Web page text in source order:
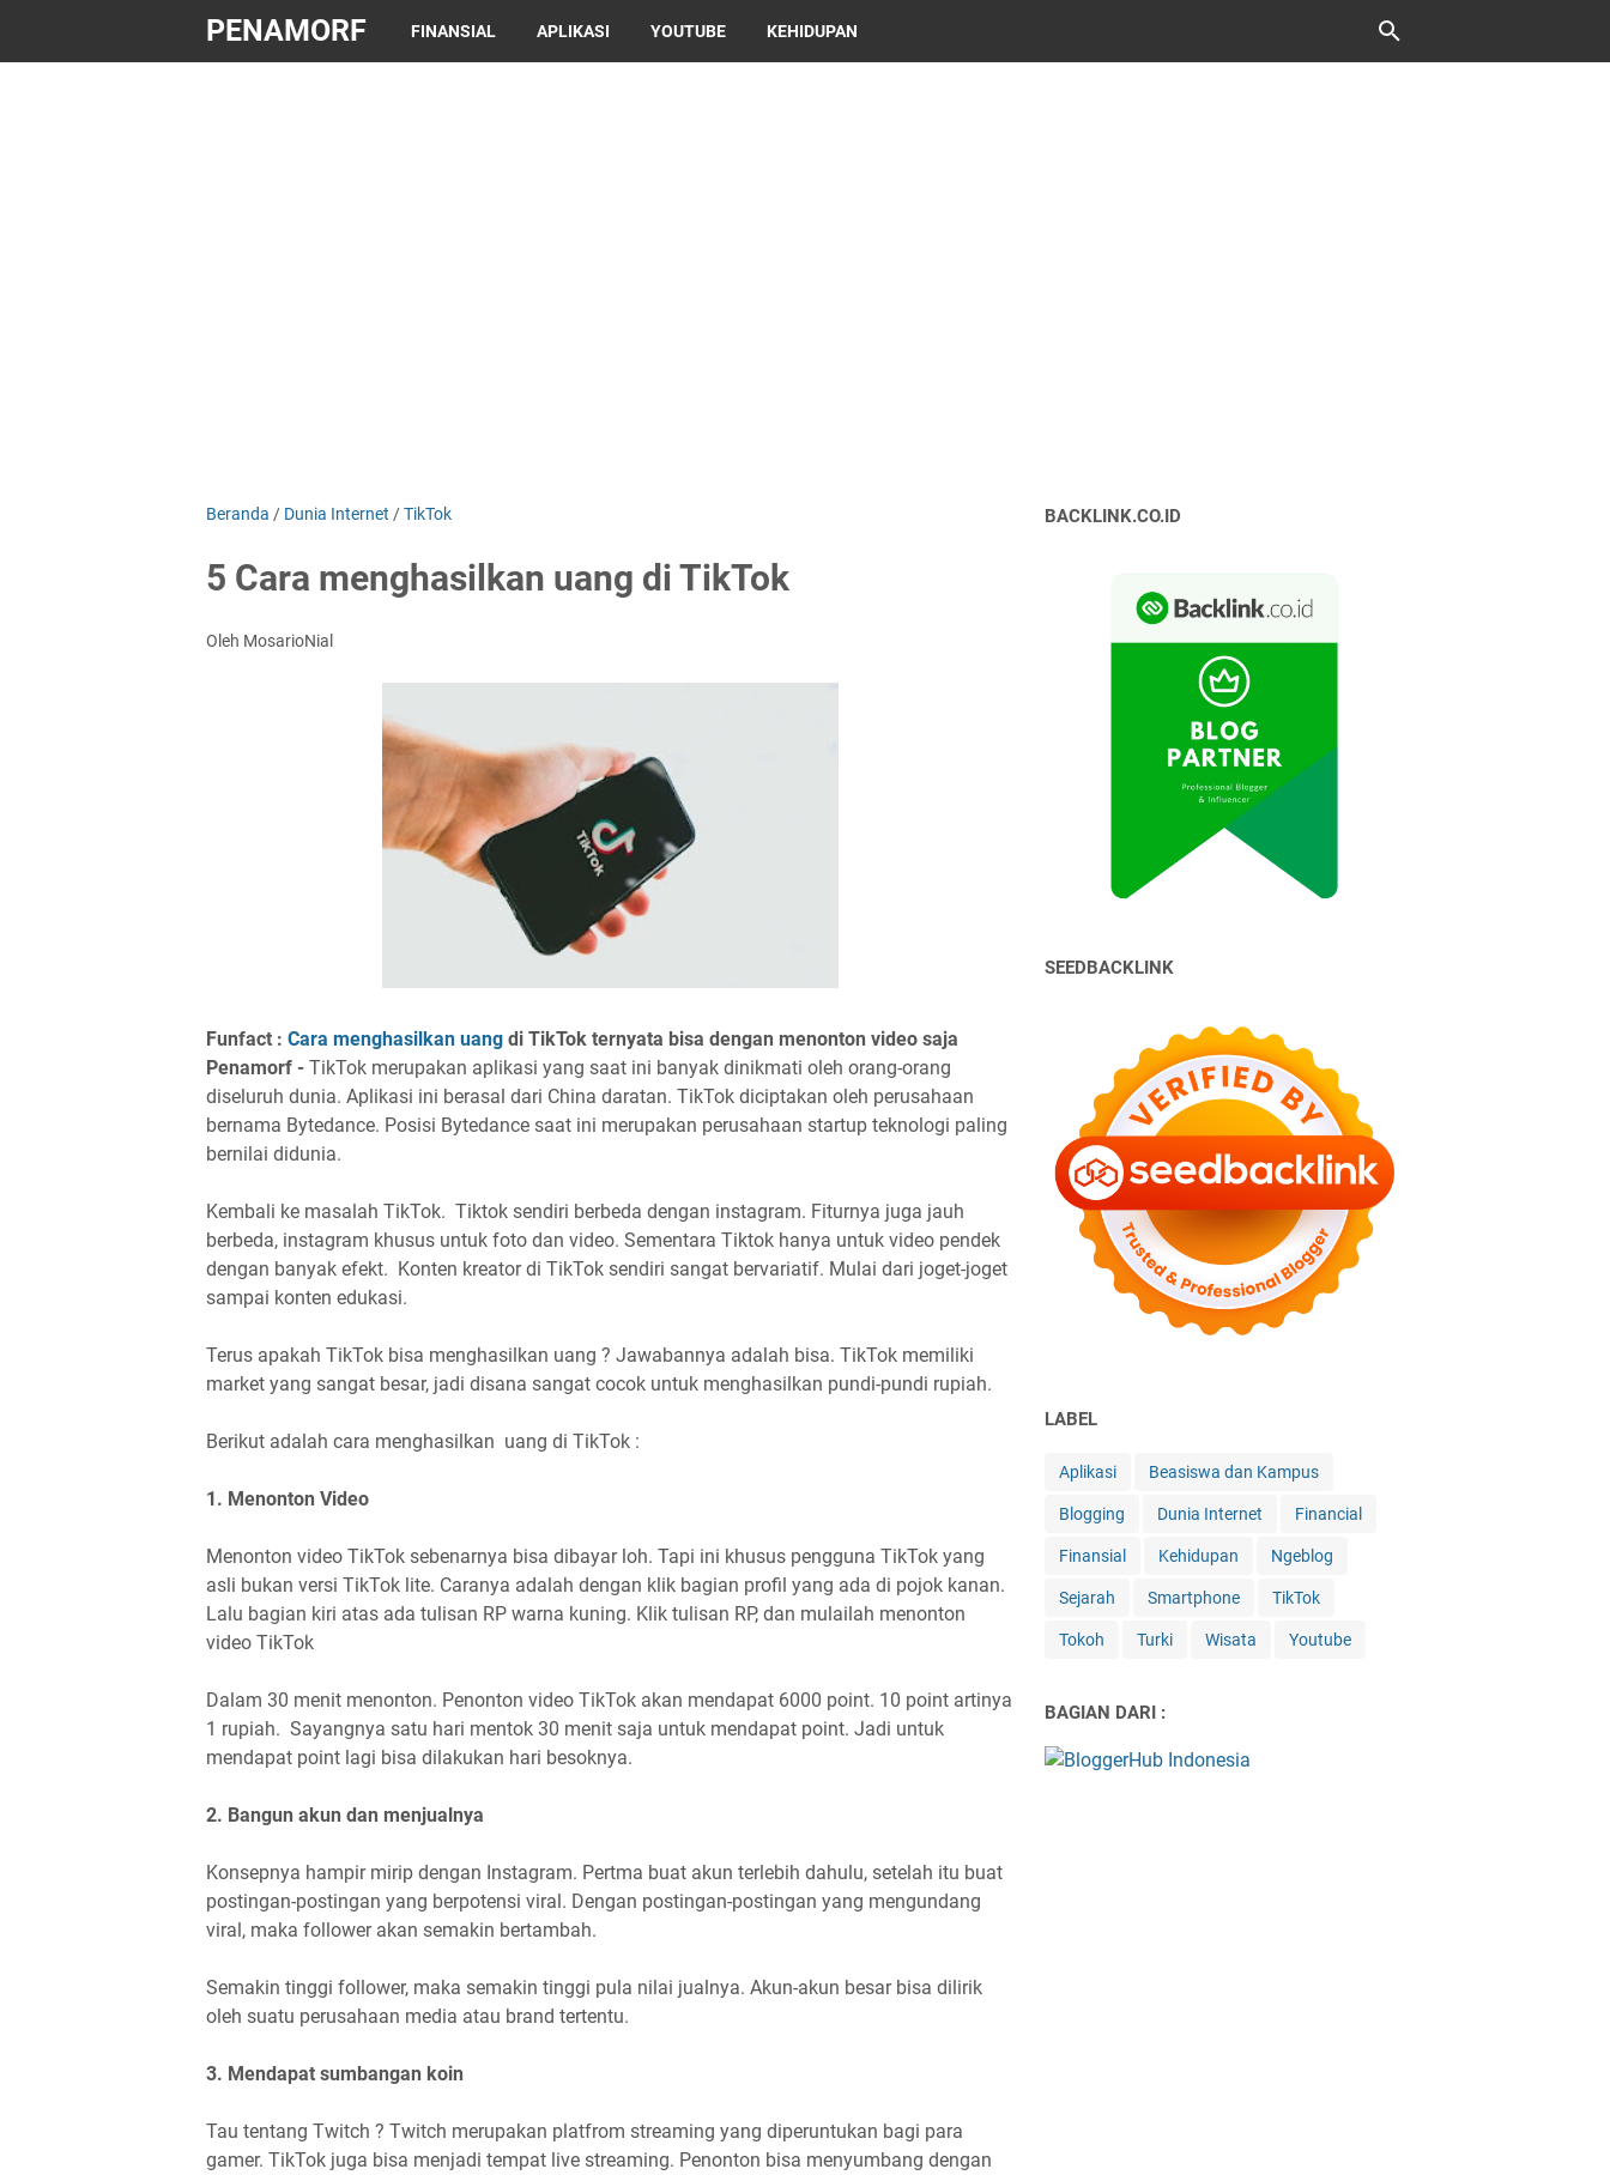
PENAMORF FINANSIAL APLIKASI YOUTUBE KEHIDUPAN
Beranda / Dunia Internet /TikTok
5 Cara menghasilkan uang di TikTok
Oleh MosarioNial
Funfact : Cara menghasilkan uang di TikTok ternyata bisa dengan menonton video saja
Penamorf - TikTok merupakan aplikasi yang saat ini banyak dinikmati oleh orang-orang
diseluruh dunia. Aplikasi ini berasal dari China daratan. TikTok diciptakan oleh perusahaan
bernama Bytedance. Posisi Bytedance saat ini merupakan perusahaan startup teknologi paling
bernilai didunia.
Kembali ke masalah TikTok. Tiktok sendiri berbeda dengan instagram. Fiturnya juga jauh
berbeda, instagram khusus untuk foto dan video. Sementara Tiktok hanya untuk video pendek
dengan banyak efekt. Konten kreator di TikTok sendiri sangat bervariatif. Mulai dari joget-joget
sampai konten edukasi.
Terus apakah TikTok bisa menghasilkan uang ? Jawabannya adalah bisa. TikTok memiliki
market yang sangat besar, jadi disana sangat cocok untuk menghasilkan pundi-pundi rupiah.
Berikut adalah cara menghasilkan uang di TikTok :
1. Menonton Video
Menonton video TikTok sebenarnya bisa dibayar loh. Tapi ini khusus pengguna TikTok yang
asli bukan versi TikTok lite. Caranya adalah dengan klik bagian profil yang ada di pojok kanan.
Lalu bagian kiri atas ada tulisan RP warna kuning. Klik tulisan RP, dan mulailah menonton
video TikTok
Dalam 30 menit menonton. Penonton video TikTok akan mendapat 6000 point. 10 point artinya
1 rupiah. Sayangnya satu hari mentok 30 menit saja untuk mendapat point. Jadi untuk
mendapat point lagi bisa dilakukan hari besoknya.
2. Bangun akun dan menjualnya
Konsepnya hampir mirip dengan Instagram. Pertma buat akun terlebih dahulu, setelah itu buat
postingan-postingan yang berpotensi viral. Dengan postingan-postingan yang mengundang
viral, maka follower akan semakin bertambah.
Semakin tinggi follower, maka semakin tinggi pula nilai jualnya. Akun-akun besar bisa dilirik
oleh suatu perusahaan media atau brand tertentu.
3. Mendapat sumbangan koin
Tau tentang Twitch ? Twitch merupakan platfrom streaming yang diperuntukan bagi para
gamer. TikTok juga bisa menjadi tempat live streaming. Penonton bisa menyumbang dengan
BACKLINK.CO.ID
SEEDBACKLINK
LABEL
Aplikasi Beasiswa dan Kampus
Blogging Dunia Internet Financial
Finansial Kehidupan Ngeblog
Sejarah Smartphone TikTok
Tokoh Turki Wisata Youtube
BAGIAN DARI :